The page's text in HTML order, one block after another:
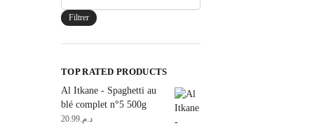
max
Filtrer
TOP RATED PRODUCTS
Al Itkane - Spaghetti au
blé complet n°5 500g
د.م. 20.99